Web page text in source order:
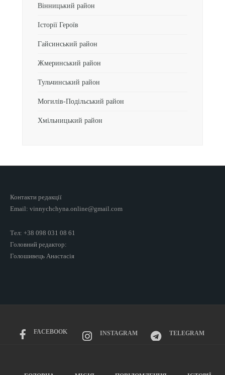
Вінницький район
Історії Героїв
Гайсинський район
Жмеринський район
Тульчинський район
Могилів-Подільський район
Хмільницький район
Контакти редакції
Email: vinnychchyna.online@gmail.com
Тел: +38 098 031 08 61
Головний редактор:
Голошивець Анастасія
FACEBOOK INSTAGRAM TELEGRAM